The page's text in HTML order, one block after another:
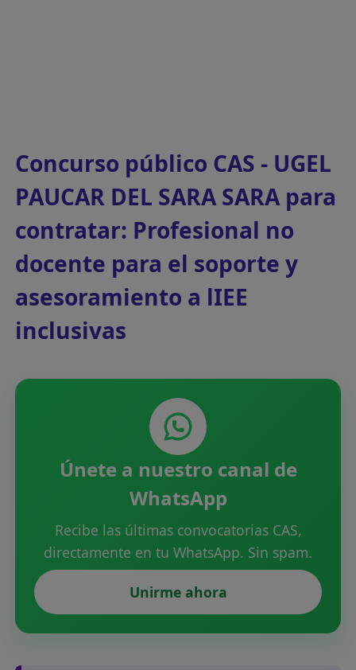
Concurso público CAS - UGEL
PAUCAR DEL SARA SARA para
contratar: Profesional no
docente para el soporte y
asesoramiento a lIEE
inclusivas
Únete a nuestro canal de
WhatsApp
Recibe las últimas convocatorias CAS,
directamente en tu WhatsApp. Sin spam.
Unirme ahora